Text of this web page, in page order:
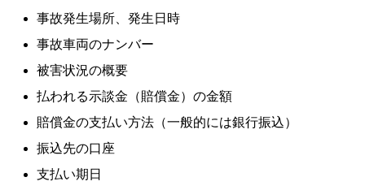
事故発生場所、発生日時
事故車両のナンバー
被害状況の概要
払われる示談金（賠償金）の金額
賠償金の支払い方法（一般的には銀行振込）
振込先の口座
支払い期日